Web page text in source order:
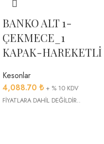
BANKO ALT 1-
ÇEKMECE_1
KAPAK-HAREKETLİ
Kesonlar
4,088.70 ₺ + % 10 KDV
FİYATLARA DAHİL DEĞİLDİR..